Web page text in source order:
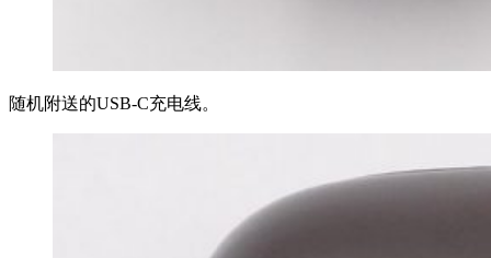
随机附送的USB-C充电线。